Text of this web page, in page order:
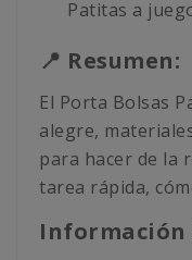
Patitas a
📍 Resumen:
El Porta Bolsas
alegre,
para hacer de la
tarea rápida,
Información